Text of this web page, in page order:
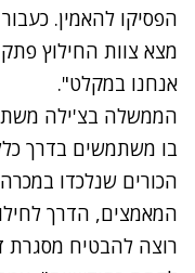
מצא צוות החילוץ פתק
אנחנו במקלט".
בו משתמשים בדרך
הכורים שנלכדו
המאמצים, הדרך
רוצה להבטיח מסגרת